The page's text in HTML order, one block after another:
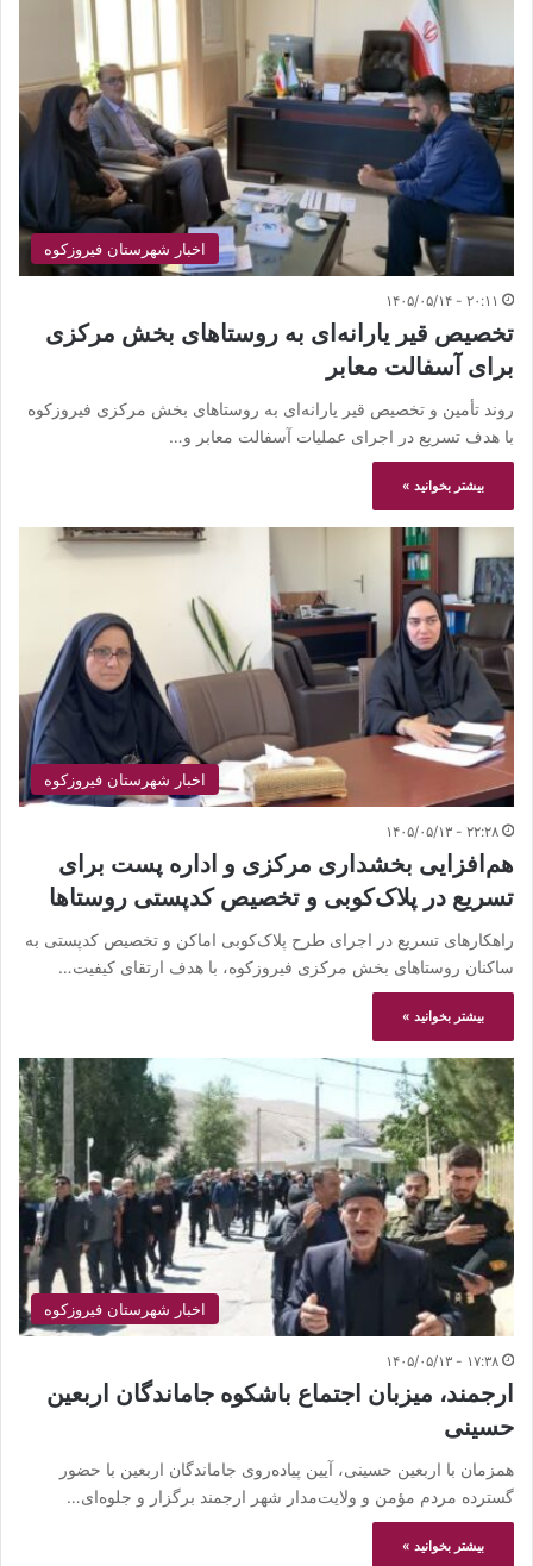
اخبار شهرستان فیروزکوه
۲۰:۱۱ - ۱۴۰۵/۰۵/۱۴
تخصیص قیر یارانه‌ای به روستاهای بخش مرکزی
برای آسفالت معابر
روند تأمین و تخصیص قیر یارانه‌ای به روستاهای بخش مرکزی فیروزکوه
با هدف تسریع در اجرای عملیات آسفالت معابر و…
بیشتر بخوانید »
اخبار شهرستان فیروزکوه
۲۲:۲۸ - ۱۴۰۵/۰۵/۱۳
هم‌افزایی بخشداری مرکزی و اداره پست برای
تسریع در پلاک‌کوبی و تخصیص کدپستی روستاها
راهکارهای تسریع در اجرای طرح پلاک‌کوبی اماکن و تخصیص کدپستی به
ساکنان روستاهای بخش مرکزی فیروزکوه، با هدف ارتقای کیفیت…
بیشتر بخوانید »
اخبار شهرستان فیروزکوه
۱۷:۳۸ - ۱۴۰۵/۰۵/۱۳
ارجمند، میزبان اجتماع باشکوه جاماندگان اربعین
حسینی
همزمان با اربعین حسینی، آیین پیاده‌روی جاماندگان اربعین با حضور
گسترده مردم مؤمن و ولایت‌مدار شهر ارجمند برگزار و جلوه‌ای…
بیشتر بخوانید »